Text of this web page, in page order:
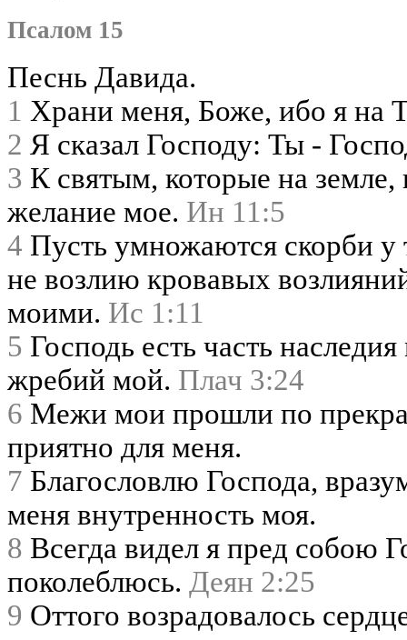
Псалом 15
Песнь Давида.
1 Храни меня, Боже, ибо я на
2 Я сказал Господу: Ты -
3 К святым, которые на
желание мое. Ин 11:5
4 Пусть умножаются скорби у
не возлию кровавых
моими. Ис 1:11
5 Господь есть часть
жребий мой. Плач 3:24
6 Межи мои прошли по
приятно для меня.
7 Благословлю Господа,
меня внутренность моя.
8 Всегда видел я пред собою
поколеблюсь. Деян 2:25
9 Оттого возрадовалось